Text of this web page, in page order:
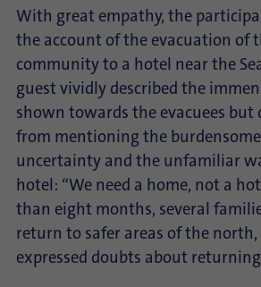
With great empathy, the
the account of the evacuation of
community to a hotel near the
guest vividly described the
shown towards the evacuees but
from mentioning the
uncertainty and the unfamiliar
hotel: “We need a home, not a
than eight months, several
return to safer areas of the
expressed doubts about